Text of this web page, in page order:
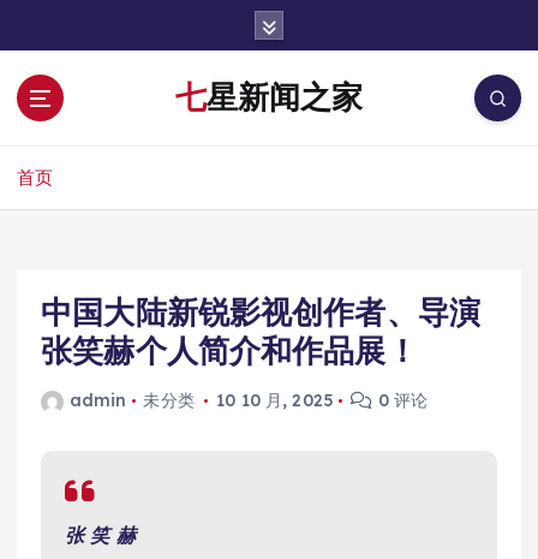
七星新闻之家
首页
中国大陆新锐影视创作者、导演
张笑赫个人简介和作品展！
admin 未分类 10 10 月, 2025 0 评论
张 笑 赫